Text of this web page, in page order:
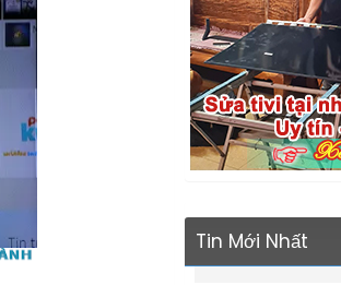
Tin Mới Nhất